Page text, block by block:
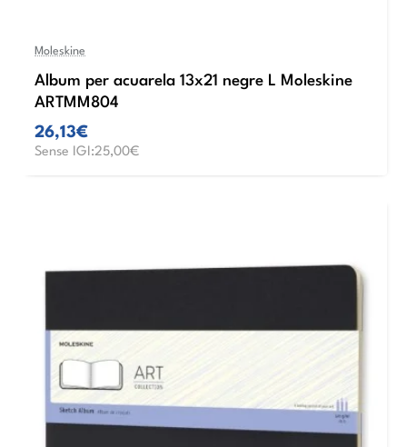
Moleskine
Album per acuarela 13x21 negre L Moleskine
ARTMM804
26,13€
Sense IGI:25,00€